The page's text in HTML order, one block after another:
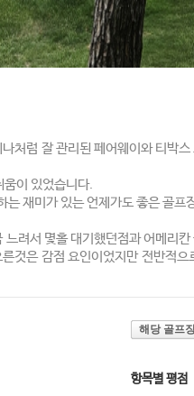
처럼 잘 관리된 페어웨이와 티박
이 있었습니다.
는 재미가 있는 언제가도 좋은 골프
려서 몇홀 대기했던점과 어메리칸
것은 감점 요인이었지만 전반적으
해당 골프
항목별 평점